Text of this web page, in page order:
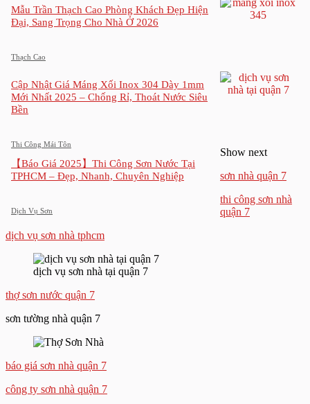
Mẫu Trần Thạch Cao Phòng Khách Đẹp Hiện
Đại, Sang Trọng Cho Nhà Ở 2026
Thạch Cao
Cập Nhật Giá Máng Xối Inox 304 Dày 1mm
Mới Nhất 2025 – Chống Rỉ, Thoát Nước Siêu
Bền
Thi Công Mái Tôn
【Báo Giá 2025】Thi Công Sơn Nước Tại
TPHCM – Đẹp, Nhanh, Chuyên Nghiệp
Dịch Vụ Sơn
Show next
sơn nhà quận 7
thi công sơn nhà
quận 7
dịch vụ sơn nhà tphcm
dịch vụ sơn nhà tại quận 7
thợ sơn nước quận 7
sơn tường nhà quận 7
báo giá sơn nhà quận 7
công ty sơn nhà quận 7